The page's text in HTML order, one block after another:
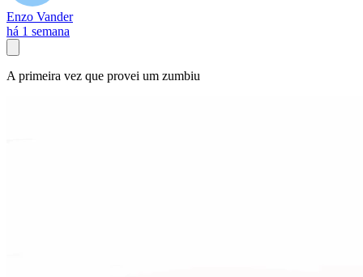
Enzo Vander
há 1 semana
A primeira vez que provei um zumbiu